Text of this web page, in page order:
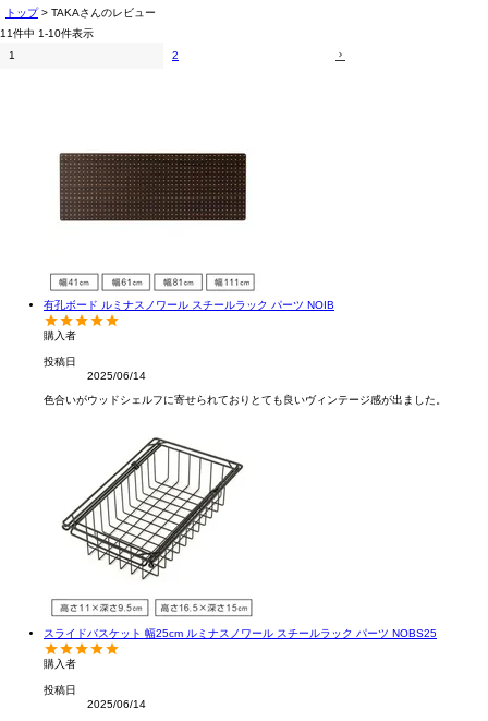
トップ
TAKAさんのレビュー
11件中 1-10件表示
1
2
有孔ボード ルミナスノワール スチールラック パーツ NOIB
購入者
投稿日
2025/06/14
色合いがウッドシェルフに寄せられておりとても良いヴィンテージ感が出ました。
スライドバスケット 幅25cm ルミナスノワール スチールラック パーツ NOBS25
購入者
投稿日
2025/06/14